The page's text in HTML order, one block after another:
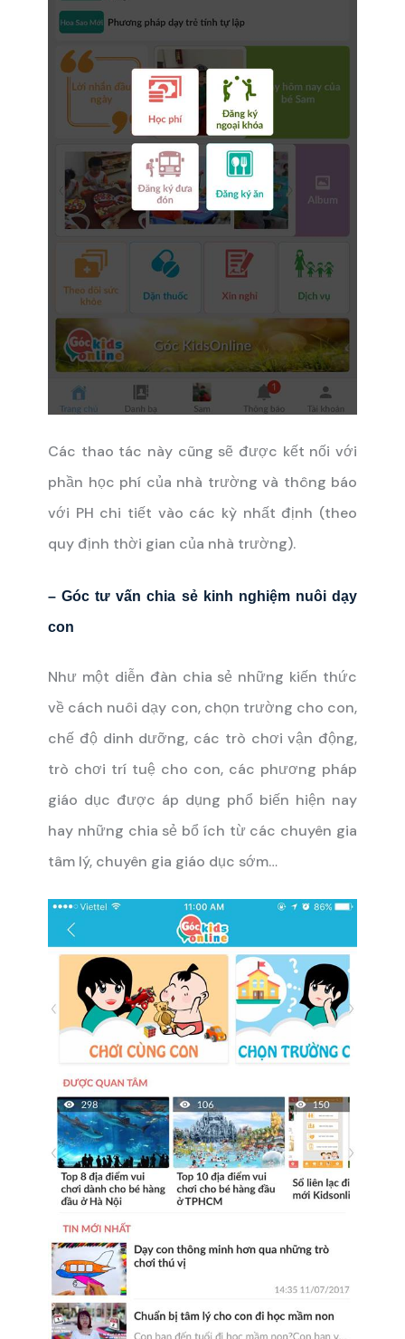
Các thao tác này cũng sẽ được kết nối với
phần học phí của nhà trường và thông báo
với PH chi tiết vào các kỳ nhất định (theo
quy định thời gian của nhà trường).
– Góc tư vấn chia sẻ kinh nghiệm nuôi dạy
con
Như một diễn đàn chia sẻ những kiến thức
về cách nuôi dạy con, chọn trường cho con,
chế độ dinh dưỡng, các trò chơi vận động,
trò chơi trí tuệ cho con, các phương pháp
giáo dục được áp dụng phổ biến hiện nay
hay những chia sẻ bổ ích từ các chuyên gia
tâm lý, chuyên gia giáo dục sớm…